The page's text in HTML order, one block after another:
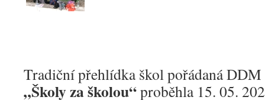
Tradiční přehlídka škol pořádaná DDM
„Školy za školou“proběhla 15. 05.